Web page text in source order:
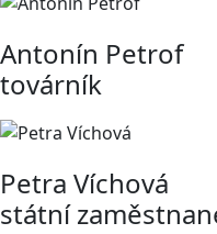
Antonín Petrof
továrník
Petra Víchová
státní